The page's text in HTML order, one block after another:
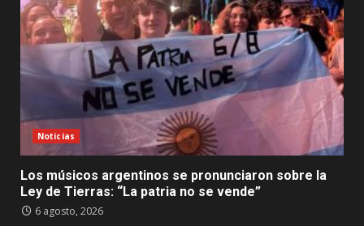
Noticias
Los músicos argentinos se pronunciaron sobre la
Ley de Tierras: “La patria no se vende”
6 agosto, 2026